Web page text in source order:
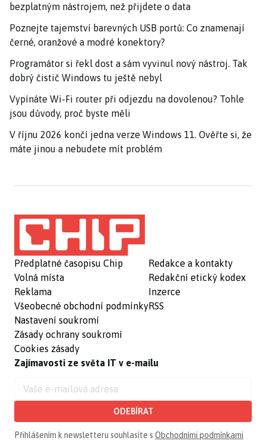
bezplatným nástrojem, než přijdete o data
Poznejte tajemství barevných USB portů: Co znamenají
černé, oranžové a modré konektory?
Programátor si řekl dost a sám vyvinul nový nástroj. Tak
dobrý čistič Windows tu ještě nebyl
Vypínáte Wi-Fi router při odjezdu na dovolenou? Tohle
jsou důvody, proč byste měli
V říjnu 2026 končí jedna verze Windows 11. Ověřte si, že
máte jinou a nebudete mít problém
Předplatné časopisu Chip
Volná místa
Reklama
Všeobecné obchodní podmínky
Nastavení soukromí
Zásady ochrany soukromí
Cookies zásady
Redakce a kontakty
Redakční etický kodex
Inzerce
RSS
Zajímavosti ze světa IT v e-mailu
ODEBÍRAT
Přihlášením k newsletteru souhlasíte s Obchodními podmínkami